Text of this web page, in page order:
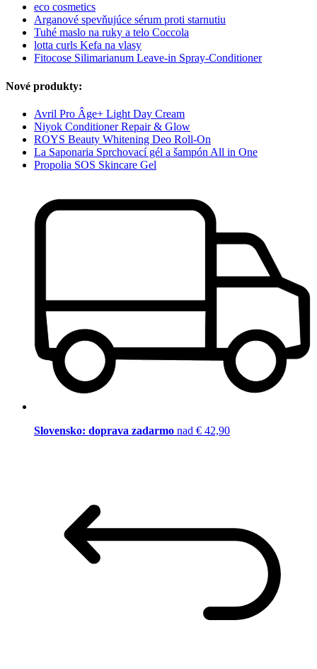
eco cosmetics
Arganové spevňujúce sérum proti starnutiu
Tuhé maslo na ruky a telo Coccola
lotta curls Kefa na vlasy
Fitocose Silimarianum Leave-in Spray-Conditioner
Nové produkty:
Avril Pro Âge+ Light Day Cream
Niyok Conditioner Repair & Glow
ROYS Beauty Whitening Deo Roll-On
La Saponaria Sprchovací gél a šampón All in One
Propolia SOS Skincare Gel
Slovensko: doprava zadarmo nad € 42,90